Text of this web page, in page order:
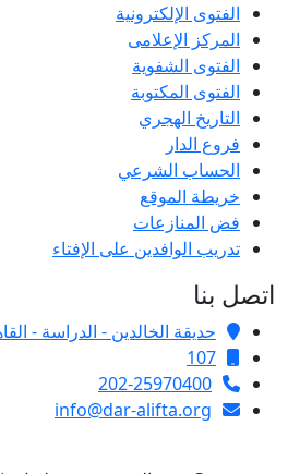
الفتوى الإلكترونية
المركز الإعلامى
الفتوى الشفوية
الفتوى المكتوبة
التاريخ الهجري
فروع الدار
الحساب الشرعي
خريطة الموقع
فض المنازعات
تدريب الوافدين على الإفتاء
اتصل بنا
حديقة الخالدين - الدراسة -
107
202-25970400
info@dar-alifta.org